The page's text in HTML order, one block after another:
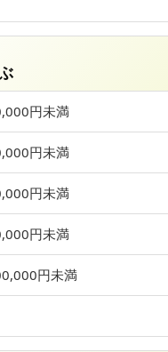
円未満
円未満
円未満
円未満
円未満